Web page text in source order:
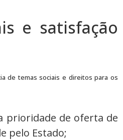
e satisfação
de temas sociais e direitos para os
prioridade de oferta de
pelo Estado;